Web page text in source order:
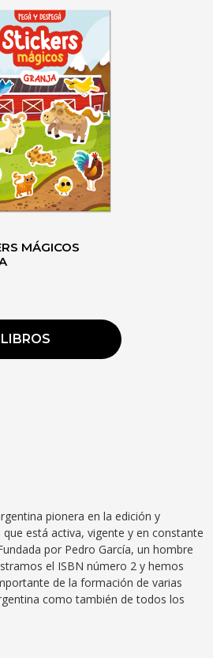
MÁGICOS
pionera en la edición y
está activa, vigente y en constante
por Pedro García, un hombre
el ISBN número 2 y hemos
de la formación de varias
como también de todos los